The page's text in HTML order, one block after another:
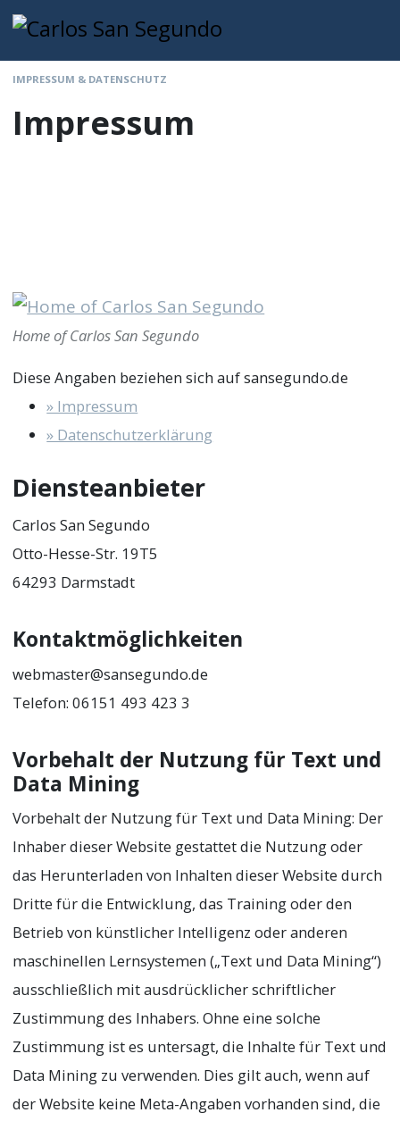
IMPRESSUM & DATENSCHUTZ
Impressum
Home of Carlos San Segundo
Diese Angaben beziehen sich auf sansegundo.de
» Impressum
» Datenschutzerklärung
Diensteanbieter
Carlos San Segundo
Otto-Hesse-Str. 19T5
64293 Darmstadt
Kontaktmöglichkeiten
webmaster@sansegundo.de
Telefon: 06151 493 423 3
Vorbehalt der Nutzung für Text und
Data Mining
Vorbehalt der Nutzung für Text und Data Mining: Der
Inhaber dieser Website gestattet die Nutzung oder
das Herunterladen von Inhalten dieser Website durch
Dritte für die Entwicklung, das Training oder den
Betrieb von künstlicher Intelligenz oder anderen
maschinellen Lernsystemen („Text und Data Mining“)
ausschließlich mit ausdrücklicher schriftlicher
Zustimmung des Inhabers. Ohne eine solche
Zustimmung ist es untersagt, die Inhalte für Text und
Data Mining zu verwenden. Dies gilt auch, wenn auf
der Website keine Meta-Angaben vorhanden sind, die